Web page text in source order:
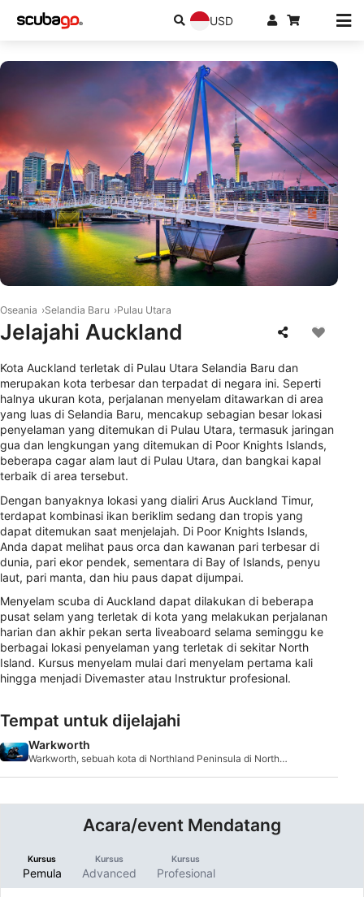
USD
Oseania Selandia Baru Pulau Utara
Jelajahi Auckland
Kota Auckland terletak di Pulau Utara Selandia Baru dan
merupakan kota terbesar dan terpadat di negara ini. Seperti
halnya ukuran kota, perjalanan menyelam ditawarkan di area
yang luas di Selandia Baru, mencakup sebagian besar lokasi
penyelaman yang ditemukan di Pulau Utara, termasuk jaringan
gua dan lengkungan yang ditemukan di Poor Knights Islands,
beberapa cagar alam laut di Pulau Utara, dan bangkai kapal
terbaik di area tersebut.
Dengan banyaknya lokasi yang dialiri Arus Auckland Timur,
terdapat kombinasi ikan beriklim sedang dan tropis yang
dapat ditemukan saat menjelajah. Di Poor Knights Islands,
Anda dapat melihat paus orca dan kawanan pari terbesar di
dunia, pari ekor pendek, sementara di Bay of Islands, penyu
laut, pari manta, dan hiu paus dapat dijumpai.
Menyelam scuba di Auckland dapat dilakukan di beberapa
pusat selam yang terletak di kota yang melakukan perjalanan
harian dan akhir pekan serta liveaboard selama seminggu ke
berbagai lokasi penyelaman yang terletak di sekitar North
Island. Kursus menyelam mulai dari menyelam pertama kali
hingga menjadi Divemaster atau Instruktur profesional.
Tempat untuk dijelajahi
Warkworth
Warkworth, sebuah kota di Northland Peninsula di North
Acara/event Mendatang
Kursus
Pemula
Kursus
Advanced
Kursus
Profesional